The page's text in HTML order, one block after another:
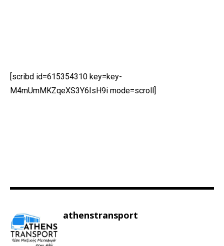
[scribd id=615354310 key=key-
M4mUmMKZqeXS3Y6IsH9i mode=scroll]
athenstransport